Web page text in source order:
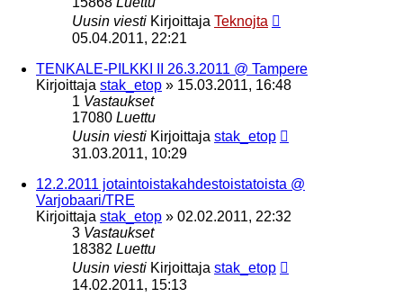
Uusin viesti Kirjoittaja Teknojta
05.04.2011, 22:21
TENKALE-PILKKI II 26.3.2011 @ Tampere
Kirjoittaja stak_etop » 15.03.2011, 16:48
1 Vastaukset
17080 Luettu
Uusin viesti Kirjoittaja stak_etop
31.03.2011, 10:29
12.2.2011 jotaintoistakahdestoistatoista @
Varjobaari/TRE
Kirjoittaja stak_etop » 02.02.2011, 22:32
3 Vastaukset
18382 Luettu
Uusin viesti Kirjoittaja stak_etop
14.02.2011, 15:13